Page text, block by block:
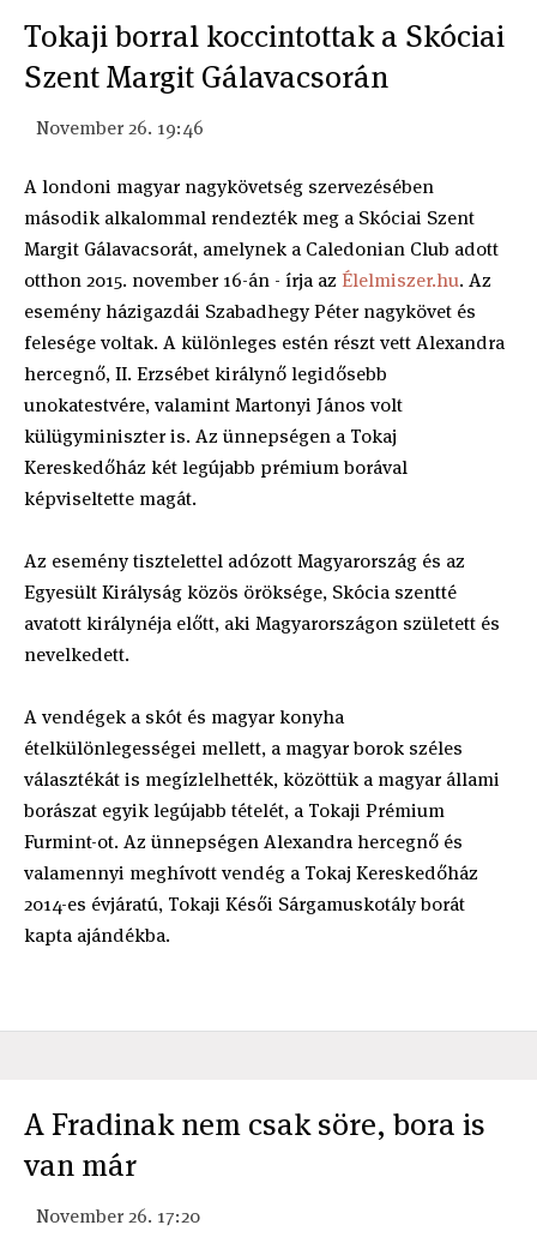
Tokaji borral koccintottak a Skóciai
Szent Margit Gálavacsorán
November 26. 19:46
A londoni magyar nagykövetség szervezésében
második alkalommal rendezték meg a Skóciai Szent
Margit Gálavacsorát, amelynek a Caledonian Club adott
otthon 2015. november 16-án - írja az Élelmiszer.hu. Az
esemény házigazdái Szabadhegy Péter nagykövet és
felesége voltak. A különleges estén részt vett Alexandra
hercegnő, II. Erzsébet királynő legidősebb
unokatestvére, valamint Martonyi János volt
külügyminiszter is. Az ünnepségen a Tokaj
Kereskedőház két legújabb prémium borával
képviseltette magát.
Az esemény tisztelettel adózott Magyarország és az
Egyesült Királyság közös öröksége, Skócia szentté
avatott királynéja előtt, aki Magyarországon született és
nevelkedett.
A vendégek a skót és magyar konyha
ételkülönlegességei mellett, a magyar borok széles
választékát is megízlelhették, közöttük a magyar állami
borászat egyik legújabb tételét, a Tokaji Prémium
Furmint-ot. Az ünnepségen Alexandra hercegnő és
valamennyi meghívott vendég a Tokaj Kereskedőház
2014-es évjáratú, Tokaji Késői Sárgamuskotály borát
kapta ajándékba.
A Fradinak nem csak söre, bora is
van már
November 26. 17:20